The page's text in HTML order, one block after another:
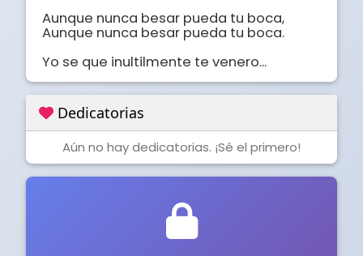
Aunque nunca besar pueda tu boca,
Aunque nunca besar pueda tu boca.
Yo se que inultilmente te venero...
Dedicatorias
Aún no hay dedicatorias. ¡Sé el primero!